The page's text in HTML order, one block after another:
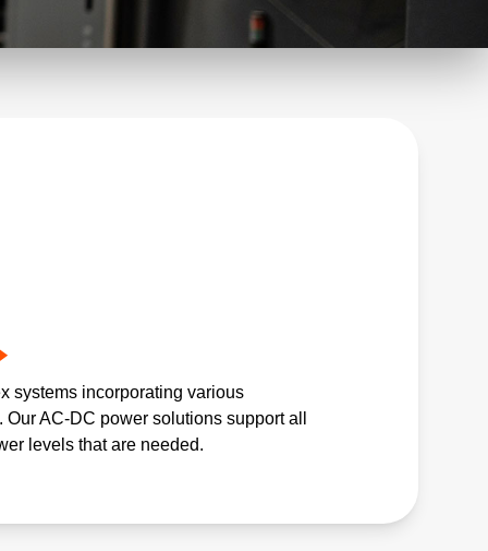
systems incorporating various
AC-DC power solutions support all
levels that are needed.